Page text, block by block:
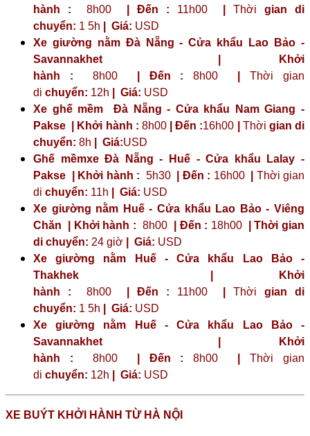
hành : 8h00 | Đến : 11h00 Thời gian di
chuyển: 1 5h Giá: USD
Xe giường nằm Đà Nẵng - Cửa khẩu Lao Bảo -
Savannakhet | Khởi
hành : 8h00| Đến : 8h00 |Thời gian
di chuyển: 12h Giá: USD
Xe ghế mềm Đà Nẵng - Cửa khẩu Nam Giang -
Pakse | Khởi hành : 8h00| Đến :16h00 Thời gian di
chuyển: 8h Giá:USD
Ghế mềmxe Đà Nẵng - Huế - Cửa khẩu Lalay -
Pakse | Khởi hành : 5h30| Đến : 16h00| Thời gian
di chuyển: 11h Giá: USD
Xe giường nằm Huế - Cửa khẩu Lao Bảo - Viêng
Chăn | Khởi hành : 8h00| Đến : 18h00| Thời gian
di chuyển: 24 giờ | Giá: USD
Xe giường nằm Huế - Cửa khẩu Lao Bảo -
Thakhek | Khởi
hành : 8h00 | Đến : 11h00 Thời gian di
chuyển: 1 5h Giá: USD
Xe giường nằm Huế - Cửa khẩu Lao Bảo -
Savannakhet | Khởi
hành : 8h00| Đến : 8h00 |Thời gian
di chuyển: 12h Giá: USD
XE BUÝT KHỞI HÀNH TỪ HÀ NỘI